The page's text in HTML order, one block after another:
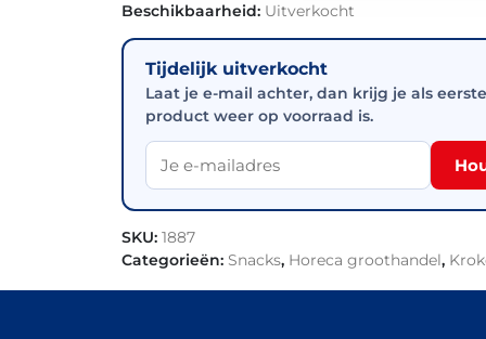
Beschikbaarheid: Uitverkocht
Tijdelijk uitverkocht
Laat je e-mail achter, dan krijg je als
product weer op voorraad is.
SKU: 1887
Categorieën: Snacks, Horeca groothandel,